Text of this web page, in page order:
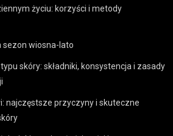
życiu: korzyści i metody
sezon wiosna-lato
skóry: składniki, konsystencja i zasady
najczęstsze przyczyny i skuteczne